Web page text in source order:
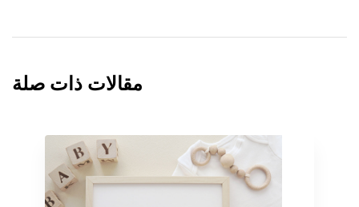
مقالات ذات صلة